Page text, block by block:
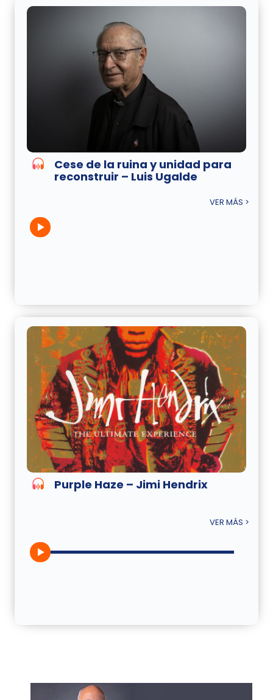
Cese de la ruina y unidad para
reconstruir – Luis Ugalde
VER MÁS >
Purple Haze – Jimi Hendrix
VER MÁS >